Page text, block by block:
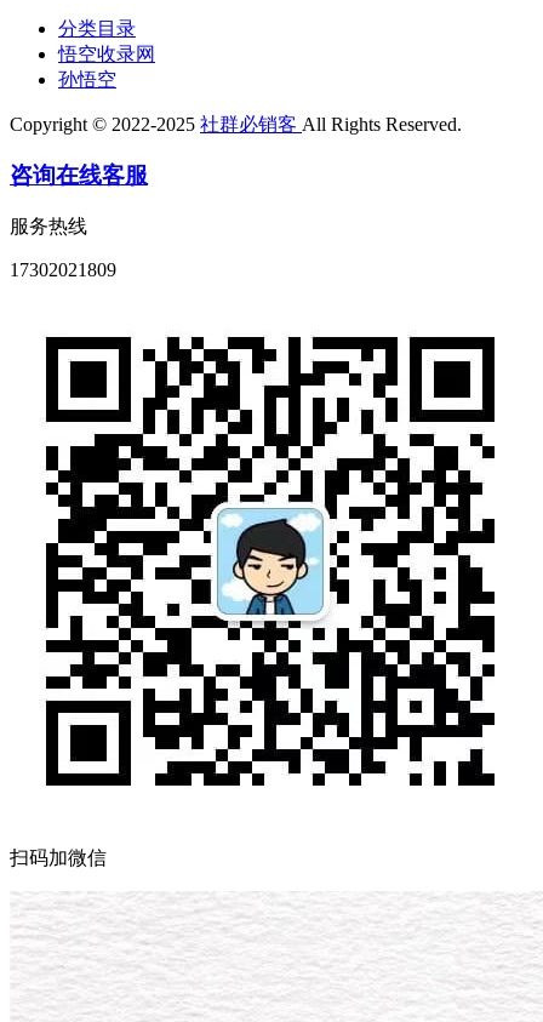
分类目录
悟空收录网
孙悟空
Copyright © 2022-2025 社群必销客 All Rights Reserved.
咨询在线客服
服务热线
17302021809
扫码加微信